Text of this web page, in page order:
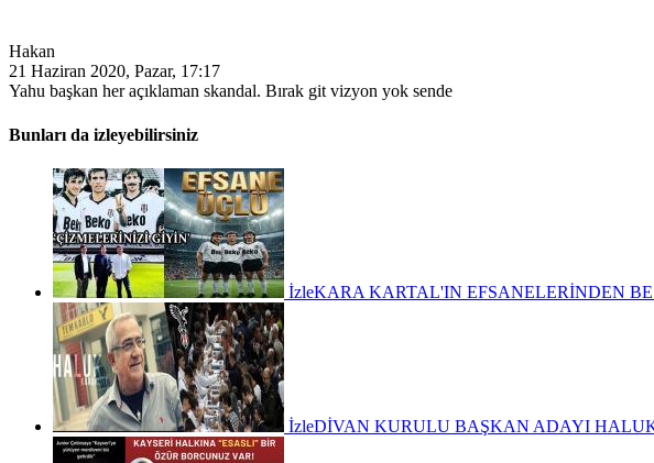
Hakan
21 Haziran 2020, Pazar, 17:17
Yahu başkan her açıklaman skandal. Bırak git vizyon yok sende
Bunları da izleyebilirsiniz
İzleKARA KARTAL'IN EFSANELERİNDEN
İzleDİVAN KURULU BAŞKAN ADAYI